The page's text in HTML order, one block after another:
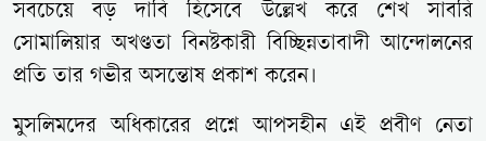
সবচেয়ে বড় দাবি হিসেবে উল্লেখ করে শেখ সাবরি
সোমালিয়ার অখণ্ডতা বিনষ্টকারী বিচ্ছিন্নতাবাদী আন্দোলনের
প্রতি তার গভীর অসন্তোষ প্রকাশ করেন।
মুসলিমদের অধিকারের প্রশ্নে আপসহীন এই প্রবীণ নেতা